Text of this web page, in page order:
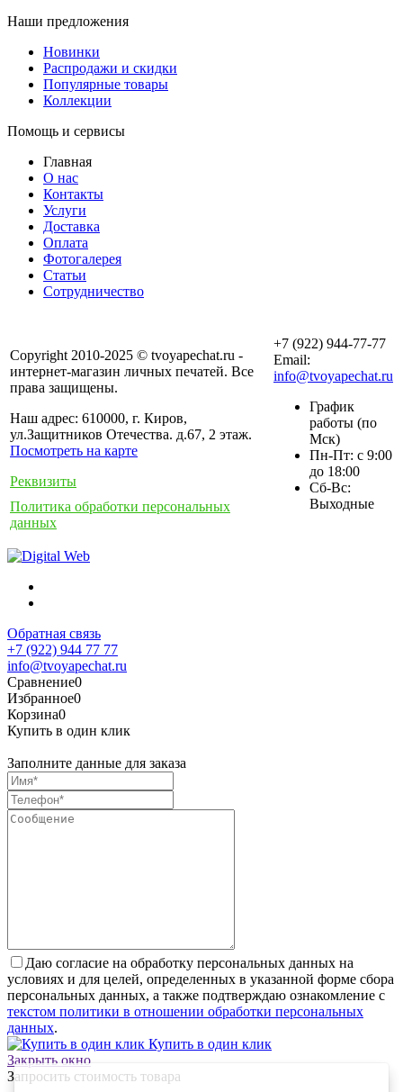
Наши предложения
Новинки
Распродажи и скидки
Популярные товары
Коллекции
Помощь и сервисы
Главная
О нас
Контакты
Услуги
Доставка
Оплата
Фотогалерея
Статьи
Сотрудничество
Copyright 2010-2025 © tvoyapechat.ru -
интернет-магазин личных печатей. Все
права защищены.
Наш адрес: 610000, г. Киров,
ул.Защитников Отечества. д.67, 2 этаж.
Посмотреть на карте
Реквизиты
Политика обработки персональных
данных
+7 (922) 944-77-77
Email:
info@tvoyapechat.ru
График
работы (по
Мск)
Пн-Пт: с 9:00
до 18:00
Сб-Вс:
Выходные
Обратная связь
+7 (922) 944 77 77
info@tvoyapechat.ru
Сравнение0
Избранное0
Корзина0
Купить в один клик
Заполните данные для заказа
Даю согласие на обработку персональных данных на
условиях и для целей, определенных в указанной форме сбора
персональных данных, а также подтверждаю ознакомление с
текстом политики в отношении обработки персональных
данных.
Купить в один клик
Закрыть окно
Запросить стоимость товара